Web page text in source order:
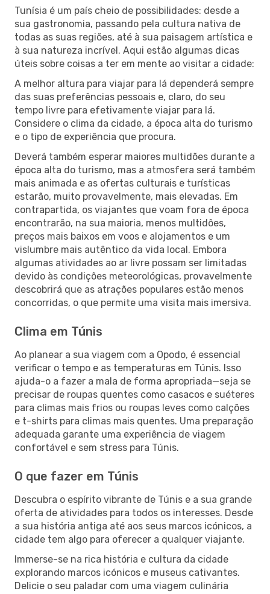
Tunísia é um país cheio de possibilidades: desde a
sua gastronomia, passando pela cultura nativa de
todas as suas regiões, até à sua paisagem artística e
à sua natureza incrível. Aqui estão algumas dicas
úteis sobre coisas a ter em mente ao visitar a cidade:
A melhor altura para viajar para lá dependerá sempre
das suas preferências pessoais e, claro, do seu
tempo livre para efetivamente viajar para lá.
Considere o clima da cidade, a época alta do turismo
e o tipo de experiência que procura.
Deverá também esperar maiores multidões durante a
época alta do turismo, mas a atmosfera será também
mais animada e as ofertas culturais e turísticas
estarão, muito provavelmente, mais elevadas. Em
contrapartida, os viajantes que voam fora de época
encontrarão, na sua maioria, menos multidões,
preços mais baixos em voos e alojamentos e um
vislumbre mais autêntico da vida local. Embora
algumas atividades ao ar livre possam ser limitadas
devido às condições meteorológicas, provavelmente
descobrirá que as atrações populares estão menos
concorridas, o que permite uma visita mais imersiva.
Clima em Túnis
Ao planear a sua viagem com a Opodo, é essencial
verificar o tempo e as temperaturas em Túnis. Isso
ajuda-o a fazer a mala de forma apropriada—seja se
precisar de roupas quentes como casacos e suéteres
para climas mais frios ou roupas leves como calções
e t-shirts para climas mais quentes. Uma preparação
adequada garante uma experiência de viagem
confortável e sem stress para Túnis.
O que fazer em Túnis
Descubra o espírito vibrante de Túnis e a sua grande
oferta de atividades para todos os interesses. Desde
a sua história antiga até aos seus marcos icónicos, a
cidade tem algo para oferecer a qualquer viajante.
Immerse-se na rica história e cultura da cidade
explorando marcos icónicos e museus cativantes.
Delicie o seu paladar com uma viagem culinária